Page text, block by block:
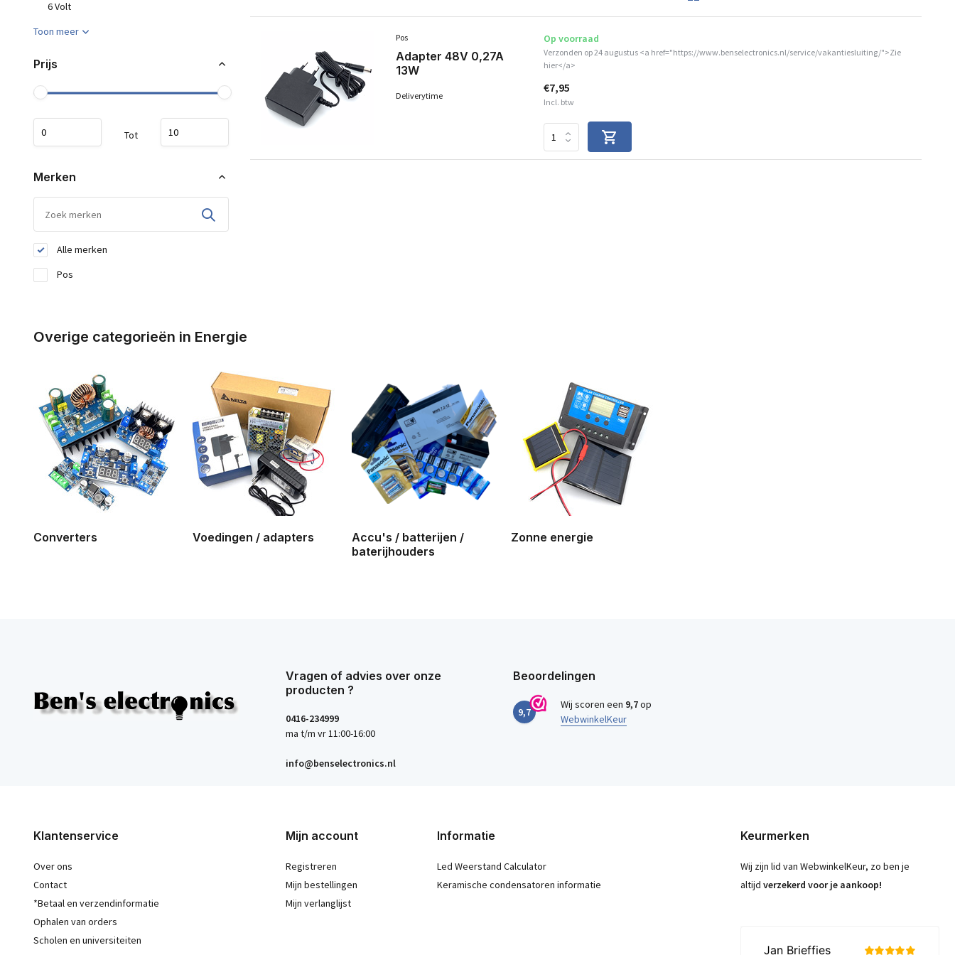
6 Volt
Toon meer
Prijs
Tot
Merken
Alle merken
Pos
Pos
Adapter 48V 0,27A
13W
Deliverytime
Op voorraad
Verzonden op 24 augustus <a href="https://www.benselectronics.nl/service/vakantiesluiting/">Zie
hier</a>
€7,95
Incl. btw
Overige categorieën in Energie
Converters Voedingen / adapters
Accu's / batterijen /
baterijhouders
Zonne energie
Vragen of advies over onze
producten ?
0416-234999
ma t/m vr 11:00-16:00
info@benselectronics.nl
Beoordelingen
9,7
Wij scoren een 9,7op
WebwinkelKeur
Klantenservice
Over ons
Contact
*Betaal en verzendinformatie
Ophalen van orders
Scholen en universiteiten
Mijn account
Registreren
Mijn bestellingen
Mijn verlanglijst
Informatie
Led Weerstand Calculator
Keramische condensatoren informatie
Keurmerken
Wij zijn lid van WebwinkelKeur, zo ben je
altijd verzekerd voor je aankoop!